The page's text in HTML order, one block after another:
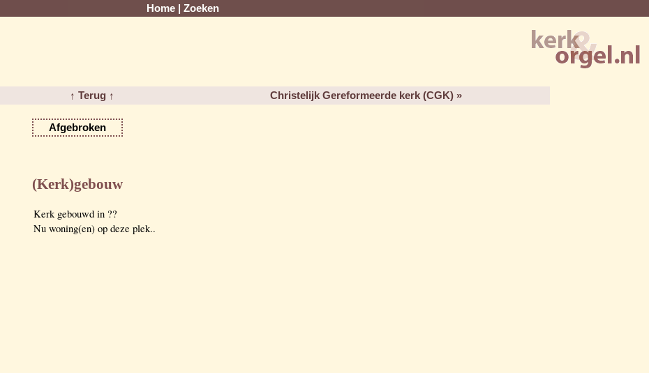
Home Zoeken
↑ Terug ↑ Christelijk Gereformeerde kerk (CGK) »
Afgebroken
(Kerk)gebouw
Kerk gebouwd in ??
Nu woning(en) op deze plek..